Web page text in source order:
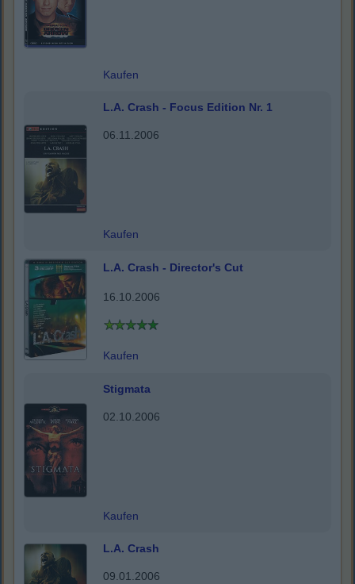
Kaufen
L.A. Crash - Focus Edition Nr. 1
06.11.2006
Kaufen
L.A. Crash - Director's Cut
16.10.2006
Kaufen
Stigmata
02.10.2006
Kaufen
L.A. Crash
09.01.2006